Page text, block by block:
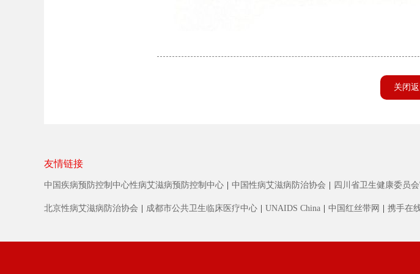
关闭
友情链接
中国疾病预防控制中心性病艾滋病预防控制中心 中国性病艾滋病防治协会 四川省卫生健康委员会
北京性病艾滋病防治协会 成都市公共卫生临床医疗中心 UNAIDS China 中国红丝带网 携手在